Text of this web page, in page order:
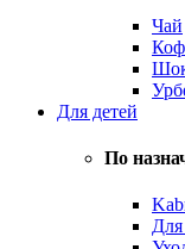
Чай
Для детей
По